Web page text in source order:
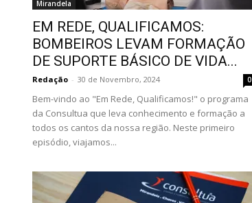
Mirandela
EM REDE, QUALIFICAMOS:
BOMBEIROS LEVAM FORMAÇÃO
DE SUPORTE BÁSICO DE VIDA...
Redação - 30 de Novembro, 2024 0
Bem-vindo ao "Em Rede, Qualificamos!" o programa
da Consultua que leva conhecimento e formação a
todos os cantos da nossa região. Neste primeiro
episódio, viajamos...